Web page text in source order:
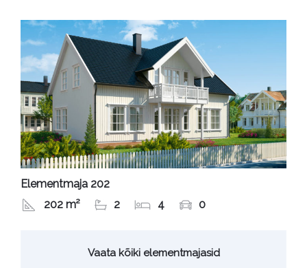
Elementmaja 202
202 m²
2 4 0
Vaata kõiki elementmajasid